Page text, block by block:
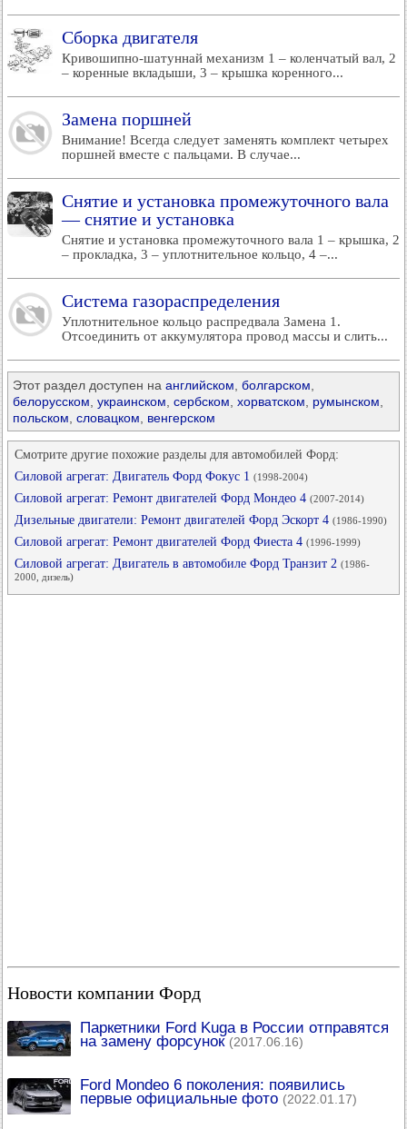
Сборка двигателя
Кривошипно-шатуннай механизм 1 – коленчатый вал, 2
– коренные вкладыши, 3 – крышка коренного...
Замена поршней
Внимание! Всегда следует заменять комплект четырех
поршней вместе с пальцами. В случае...
Снятие и установка промежуточного вала
— снятие и установка
Снятие и установка промежуточного вала 1 – крышка, 2
– прокладка, 3 – уплотнительное кольцо, 4 –...
Система газораспределения
Уплотнительное кольцо распредвала Замена 1.
Отсоединить от аккумулятора провод массы и слить...
Этот раздел доступен на английском болгарском
белорусском украинском сербском хорватском румынском
польском словацком венгерском
Смотрите другие похожие разделы для автомобилей Форд:
Силовой агрегат: Двигатель Форд Фокус 1 (1998-2004)
Силовой агрегат: Ремонт двигателей Форд Мондео 4 (2007-2014)
Дизельные двигатели: Ремонт двигателей Форд Эскорт 4 (1986-1990)
Силовой агрегат: Ремонт двигателей Форд Фиеста 4 (1996-1999)
Силовой агрегат: Двигатель в автомобиле Форд Транзит 2 (1986-
2000, дизель)
Новости компании Форд
Паркетники Ford Kuga в России отправятся
на замену форсунок (2017.06.16)
Ford Mondeo 6 поколения: появились
первые официальные фото (2022.01.17)